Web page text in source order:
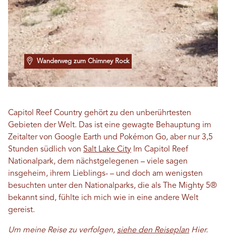
Wanderweg zum Chimney Rock
Capitol Reef Country gehört zu den unberührtesten
Gebieten der Welt. Das ist eine gewagte Behauptung im
Zeitalter von Google Earth und Pokémon Go, aber nur 3,5
Stunden südlich von Salt Lake City Im Capitol Reef
Nationalpark, dem nächstgelegenen – viele sagen
insgeheim, ihrem Lieblings- – und doch am wenigsten
besuchten unter den Nationalparks, die als The Mighty 5®
bekannt sind, fühlte ich mich wie in eine andere Welt
gereist.
Um meine Reise zu verfolgen, siehe den Reiseplan Hier.